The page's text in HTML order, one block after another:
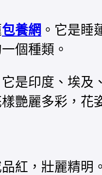
包養網 。它是睡
個種類。
是印度、埃及
艷麗多彩，花
紅，壯麗精明